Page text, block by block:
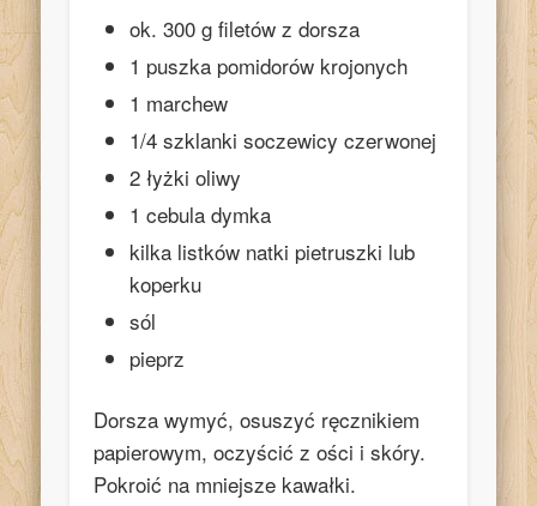
ok. 300 g filetów z dorsza
1 puszka pomidorów krojonych
1 marchew
1/4 szklanki soczewicy czerwonej
2 łyżki oliwy
1 cebula dymka
kilka listków natki pietruszki lub
koperku
sól
pieprz
Dorsza wymyć, osuszyć ręcznikiem
papierowym, oczyścić z ości i skóry.
Pokroić na mniejsze kawałki.